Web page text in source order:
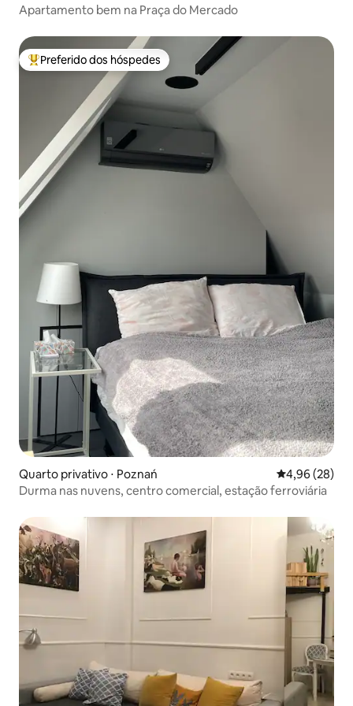
Apartamento bem na Praça do Mercado
Entre os melhores preferidos dos hóspedes
Preferido dos hóspedes
Quarto privativo ⋅ Poznań 4,96 de uma
4,96 (28)
Durma nas nuvens, centro comercial, estação ferroviária